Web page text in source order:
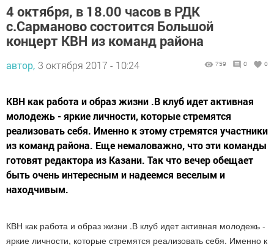
4 октября, в 18.00 часов в РДК
с.Сарманово состоится Большой
концерт КВН из команд района
автор, 3 октября 2017 - 10:24 759 0 0
КВН как работа и образ жизни .В клуб идет активная
молодежь - яркие личности, которые стремятся
реализовать себя. Именно к этому стремятся участники
из команд района. Еще немаловажно, что эти команды
готовят редактора из Казани. Так что вечер обещает
быть очень интересным и надеемся веселым и
находчивым.
КВН как работа и образ жизни .В клуб идет активная молодежь -
яркие личности, которые стремятся реализовать себя. Именно к